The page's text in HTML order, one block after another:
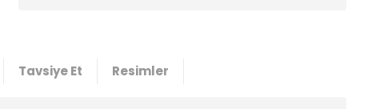
Tavsiye Et Resimler